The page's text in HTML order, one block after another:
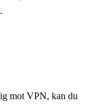
mot VPN, kan du